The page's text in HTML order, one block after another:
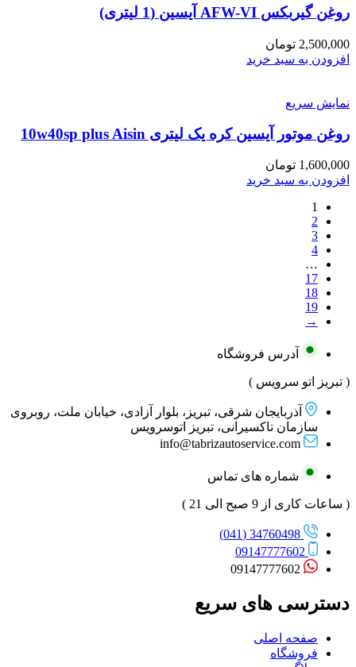
روغن گیربکس AFW-VI آیسین (1 لیتری)
2,500,000 تومان
افزودن به سبد خرید
نمایش سریع
روغن موتور آیسین کره یک لیتری 10w40sp plus Aisin
1,600,000 تومان
افزودن به سبد خرید
1
2
3
4
…
17
18
19
→
آدرس فروشگاه
( تبریز اتو سرویس )
آذربایجان شرقی، تبریز، بلوار آزادی، خیابان ملت، روبروی
سازمان تاکسیرانی، تبریز اتوسرویس
info@tabrizautoservice.com
شماره های تماس
( ساعات کاری از 9 صبح الی 21 )
34760498 (041)
09147777602
09147777602
دسترسی های سریع
صفحه اصلی
فروشگاه